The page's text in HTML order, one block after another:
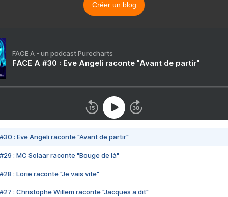
Créer un blog
FACE A - un podcast Purecharts
FACE A #30 : Eve Angeli raconte "Avant de partir"
#30 : Eve Angeli raconte "Avant de partir"
#29 : MC Solaar raconte "Bouge de là"
#28 : Lorie raconte "Je vais vite"
#27 : Christophe Willem raconte "Jacques a dit"